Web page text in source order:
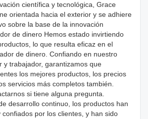
científica y tecnológica, Grace
orientada hacia el exterior y se adhiere
sobre la base de la innovación
de dinero Hemos estado invirtiendo
lo que resulta eficaz en el
de dinero. Confiando en nuestro
y trabajador, garantizamos que
los mejores productos, los precios
servicios más completos también.
si tiene alguna pregunta.
desarrollo continuo, los productos han
por los clientes, y han sido